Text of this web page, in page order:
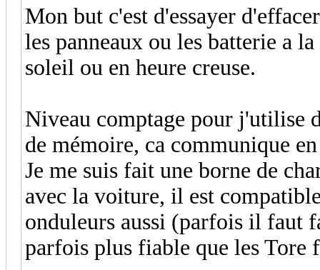
Mon but c'est d'essayer
les panneaux ou les batterie a
soleil ou en heure creuse.
Niveau comptage pour j'utilise
de mémoire, ca communique
Je me suis fait une borne de
avec la voiture, il est
onduleurs aussi (parfois il faut
parfois plus fiable que les Tore